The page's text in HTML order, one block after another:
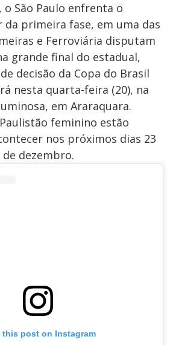
São Paulo enfrenta o
primeira fase, em uma das
e Ferroviária disputam
grande final do estadual,
decisão da Copa do Brasil
nesta quarta-feira (20), na
em Araraquara.
feminino estão
nos próximos dias 23
dezembro.
this post on Instagram